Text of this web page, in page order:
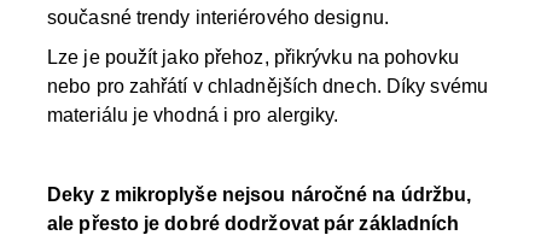
současné trendy interiérového designu.
Lze je použít jako přehoz, přikrývku na pohovku
nebo pro zahřátí v chladnějších dnech. Díky svému
materiálu je vhodná i pro alergiky.
Deky z mikroplyše nejsou náročné na údržbu,
ale přesto je dobré dodržovat pár základních